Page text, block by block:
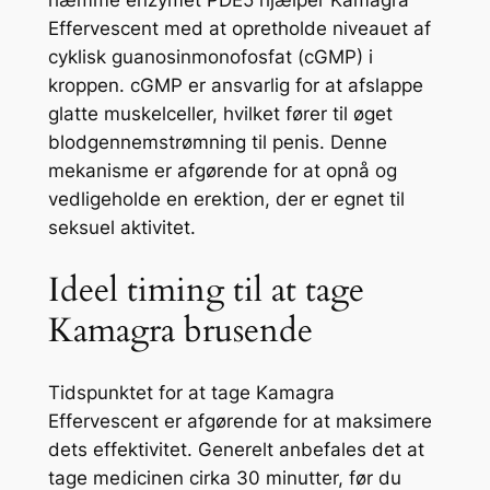
Effervescent med at opretholde niveauet af
cyklisk guanosinmonofosfat (cGMP) i
kroppen. cGMP er ansvarlig for at afslappe
glatte muskelceller, hvilket fører til øget
blodgennemstrømning til penis. Denne
mekanisme er afgørende for at opnå og
vedligeholde en erektion, der er egnet til
seksuel aktivitet.
Ideel timing til at tage
Kamagra brusende
Tidspunktet for at tage Kamagra
Effervescent er afgørende for at maksimere
dets effektivitet. Generelt anbefales det at
tage medicinen cirka 30 minutter, før du